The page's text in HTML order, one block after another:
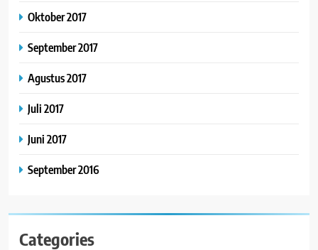
Oktober 2017
September 2017
Agustus 2017
Juli 2017
Juni 2017
September 2016
Categories